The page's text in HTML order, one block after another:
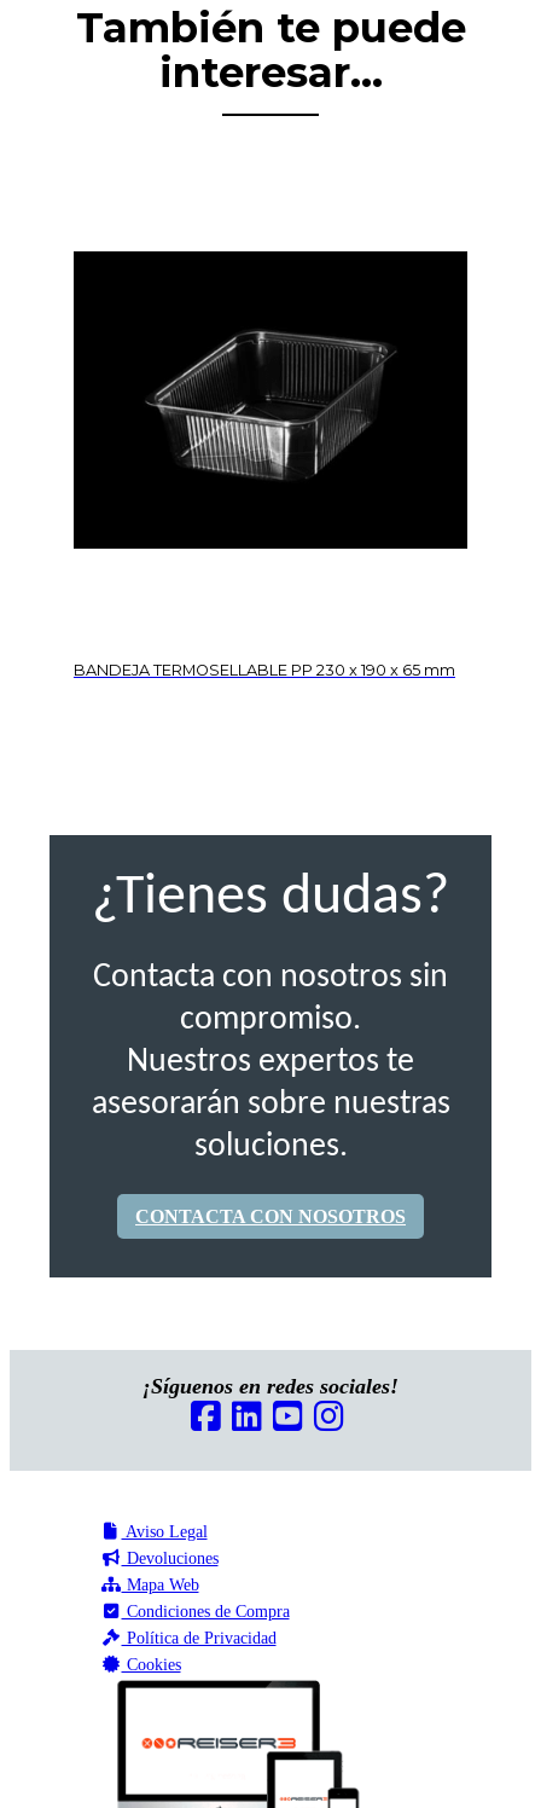
También te puede
interesar...
BANDEJA TERMOSELLABLE PP 230 x 190 x 65 mm
¿Tienes dudas?
Contacta con nosotros sin
compromiso.
Nuestros expertos te
asesorarán sobre nuestras
soluciones.
CONTACTA CON NOSOTROS
¡Síguenos en redes sociales!
Aviso Legal
Devoluciones
Mapa Web
Condiciones de Compra
Política de Privacidad
Cookies